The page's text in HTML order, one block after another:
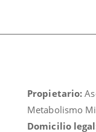
Propietario:
Metabolismo
Domicilio